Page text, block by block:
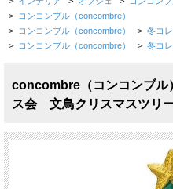
> コンコンブル（concombre）
> コンコンブル（concombre） > 冬コ
> コンコンブル（concombre） > 冬コ
concombre（コンコンブ
ス会 文鳥クリスマスツリー